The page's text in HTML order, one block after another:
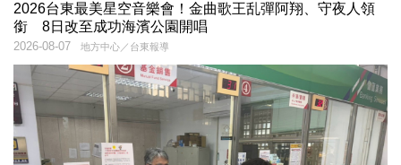
2026台東最美星空音樂會！金曲歌王乱彈阿翔、守夜人領
銜 8日改至成功海濱公園開唱
地方中心／台東報導
2026-08-07